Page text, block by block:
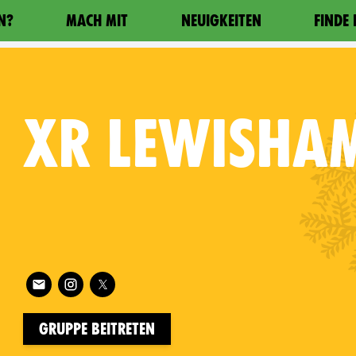
MACH MIT NEUIGKEITEN FINDE
XR
Follow XR Lewisham on
Gruppe beitreten